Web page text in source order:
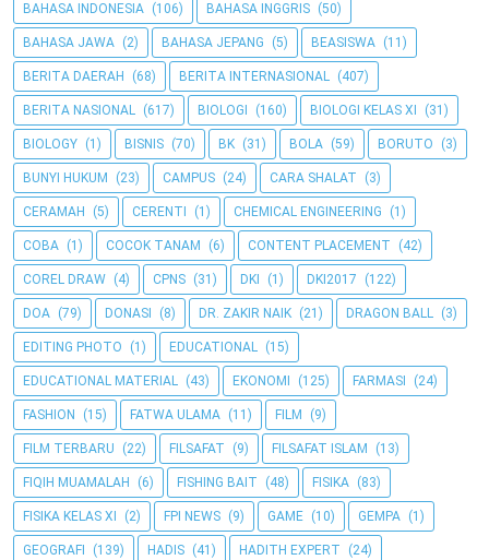
BAHASA INDONESIA (106) BAHASA INGGRIS (50)
BAHASA JAWA (2) BAHASA JEPANG (5) BEASISWA (11)
BERITA DAERAH (68) BERITA INTERNASIONAL (407)
BERITA NASIONAL (617) BIOLOGI (160) BIOLOGI KELAS XI (31)
BIOLOGY (1) BISNIS (70) BK (31) BOLA (59) BORUTO (3)
BUNYI HUKUM (23) CAMPUS (24) CARA SHALAT (3)
CERAMAH (5) CERENTI (1) CHEMICAL ENGINEERING (1)
COBA (1) COCOK TANAM (6) CONTENT PLACEMENT (42)
COREL DRAW (4) CPNS (31) DKI (1) DKI2017 (122)
DOA (79) DONASI (8) DR. ZAKIR NAIK (21) DRAGON BALL (3)
EDITING PHOTO (1) EDUCATIONAL (15)
EDUCATIONAL MATERIAL (43) EKONOMI (125) FARMASI (24)
FASHION (15) FATWA ULAMA (11) FILM (9)
FILM TERBARU (22) FILSAFAT (9) FILSAFAT ISLAM (13)
FIQIH MUAMALAH (6) FISHING BAIT (48) FISIKA (83)
FISIKA KELAS XI (2) FPI NEWS (9) GAME (10) GEMPA (1)
GEOGRAFI (139) HADIS (41) HADITH EXPERT (24)